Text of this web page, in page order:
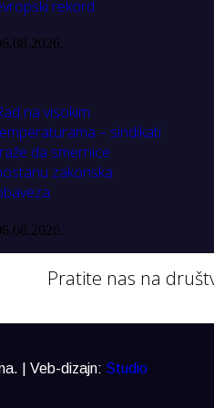
rekord
na visokim
– sindikati
da smernice
zakonska
Pratite nas na
| Veb-dizajn: Studio